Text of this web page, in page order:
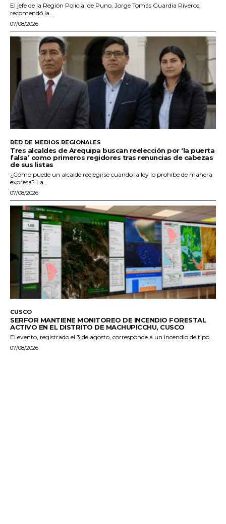
El jefe de la Región Policial de Puno, Jorge Tomás Guardia Riveros,
recomendó la...
07/08/2026
RED DE MEDIOS REGIONALES
Tres alcaldes de Arequipa buscan reelección por ‘la puerta
falsa’ como primeros regidores tras renuncias de cabezas
de sus listas
¿Cómo puede un alcalde reelegirse cuando la ley lo prohíbe de manera
expresa? La...
07/08/2026
CUSCO
SERFOR MANTIENE MONITOREO DE INCENDIO FORESTAL
ACTIVO EN EL DISTRITO DE MACHUPICCHU, CUSCO
El evento, registrado el 3 de agosto, corresponde a un incendio de tipo...
07/08/2026